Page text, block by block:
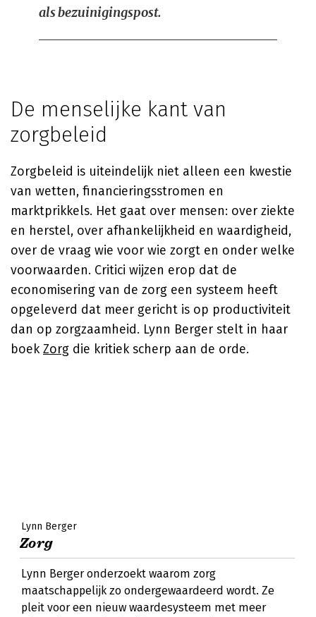
als bezuinigingspost.
De menselijke kant van
zorgbeleid
Zorgbeleid is uiteindelijk niet alleen een kwestie
van wetten, financieringsstromen en
marktprikkels. Het gaat over mensen: over ziekte
en herstel, over afhankelijkheid en waardigheid,
over de vraag wie voor wie zorgt en onder welke
voorwaarden. Critici wijzen erop dat de
economisering van de zorg een systeem heeft
opgeleverd dat meer gericht is op productiviteit
dan op zorgzaamheid. Lynn Berger stelt in haar
boekZorg die kritiek scherp aan de orde.
Lynn Berger
Zorg
Lynn Berger onderzoekt waarom zorg
maatschappelijk zo ondergewaardeerd wordt. Ze
pleit voor een nieuw waardesysteem met meer